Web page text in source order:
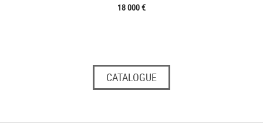
18 000 €
CATALOGUE